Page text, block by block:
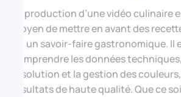
La production d’une vidéo culinaire
moyen de mettre en avant des
ou un savoir-faire gastronomique. Il
comprendre les données
résolution et la gestion des
résultats de haute qualité. Que ce